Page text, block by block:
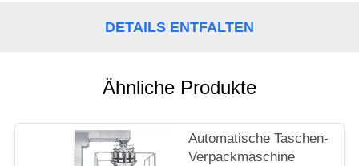
DETAILS ENTFALTEN
Ähnliche Produkte
Automatische Taschen-
Verpackmaschine